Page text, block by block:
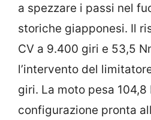
a spezzare i passi nel
storiche giapponesi. Il
CV a 9.400 giri e 53,5
l’intervento del
giri. La moto pesa 104,8
configurazione pronta